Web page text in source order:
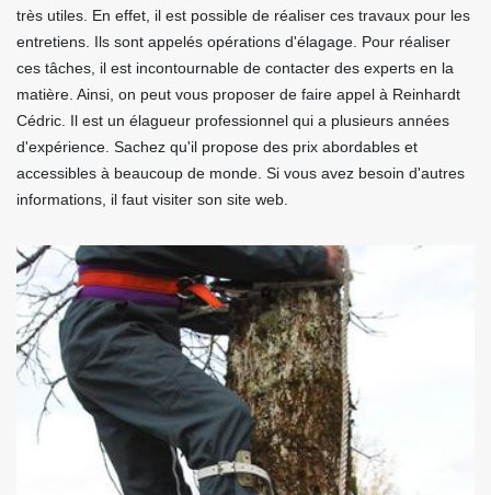
très utiles. En effet, il est possible de réaliser ces travaux pour les
entretiens. Ils sont appelés opérations d'élagage. Pour réaliser
ces tâches, il est incontournable de contacter des experts en la
matière. Ainsi, on peut vous proposer de faire appel à Reinhardt
Cédric. Il est un élagueur professionnel qui a plusieurs années
d'expérience. Sachez qu'il propose des prix abordables et
accessibles à beaucoup de monde. Si vous avez besoin d'autres
informations, il faut visiter son site web.